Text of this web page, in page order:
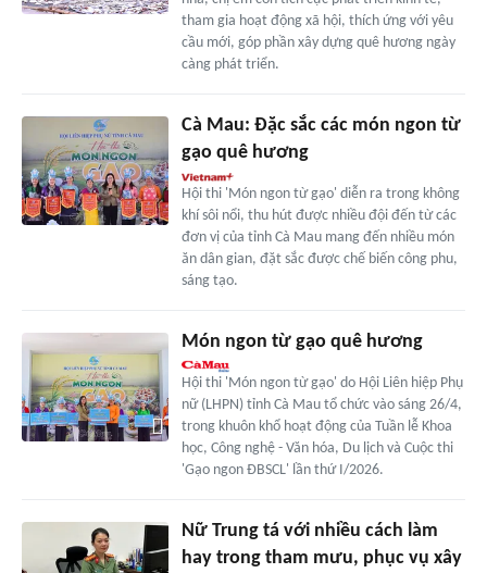
tham gia hoạt động xã hội, thích ứng với yêu
cầu mới, góp phần xây dựng quê hương ngày
càng phát triển.
Cà Mau: Đặc sắc các món ngon từ
gạo quê hương
Hội thi 'Món ngon từ gạo' diễn ra trong không
khí sôi nổi, thu hút được nhiều đội đến từ các
đơn vị của tỉnh Cà Mau mang đến nhiều món
ăn dân gian, đặt sắc được chế biến công phu,
sáng tạo.
Món ngon từ gạo quê hương
Hội thi 'Món ngon từ gạo' do Hội Liên hiệp Phụ
nữ (LHPN) tỉnh Cà Mau tổ chức vào sáng 26/4,
trong khuôn khổ hoạt động của Tuần lễ Khoa
học, Công nghệ - Văn hóa, Du lịch và Cuộc thi
'Gạo ngon ĐBSCL' lần thứ I/2026.
Nữ Trung tá với nhiều cách làm
hay trong tham mưu, phục vụ xây